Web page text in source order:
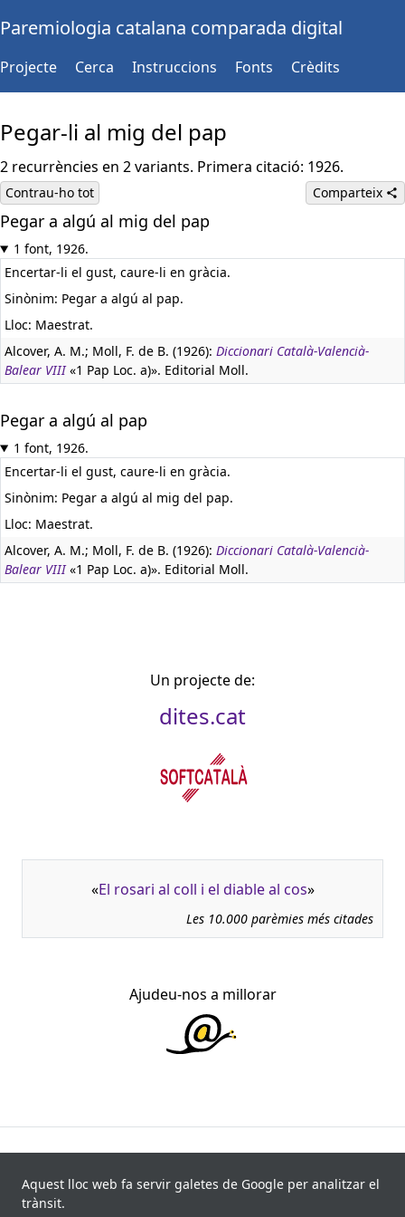
Paremiologia catalana comparada digital
Projecte Cerca Instruccions Fonts Crèdits
Pegar-li al mig del pap
2 recurrències en 2 variants. Primera citació: 1926.
Contrau-ho tot Comparteix
Pegar a algú al mig del pap
1 font, 1926.
Encertar-li el gust, caure-li en gràcia.
Sinònim: Pegar a algú al pap.
Lloc: Maestrat.
Alcover, A. M.; Moll, F. de B. (1926): Diccionari Català-Valencià-
Balear VIII«1 Pap Loc. a)». Editorial Moll.
Pegar a algú al pap
1 font, 1926.
Encertar-li el gust, caure-li en gràcia.
Sinònim: Pegar a algú al mig del pap.
Lloc: Maestrat.
Alcover, A. M.; Moll, F. de B. (1926): Diccionari Català-Valencià-
Balear VIII«1 Pap Loc. a)». Editorial Moll.
Un projecte de:
dites.cat
«El rosari al coll i el diable al cos»
Les 10.000 parèmies més citades
Ajudeu-nos a millorar
recollides de 840 fonts i 8.113 informants. Última
Aquest lloc web fa servir galetes de Google per analitzar el
trànsit.